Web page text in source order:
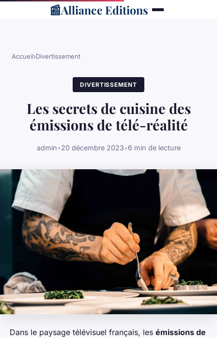
📰Alliance Editions
Accueil›Divertissement
DIVERTISSEMENT
Les secrets de cuisine des
émissions de télé-réalité
admin•20 décembre 2023•6 min de lecture
Dans le paysage télévisuel français, les émissions de